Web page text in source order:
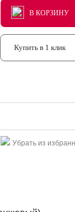
В КОРЗИНУ
В КОРЗИНУ
В КОРЗИНУ
Купить в 1 клик
Убрать из